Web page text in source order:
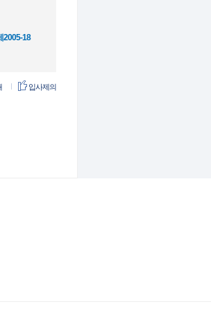
2005-18
입사제의